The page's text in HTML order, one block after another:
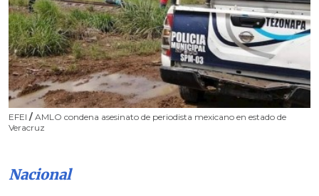
EFEI / AMLO condena asesinato de periodista mexicano en estado de
Veracruz
Nacional